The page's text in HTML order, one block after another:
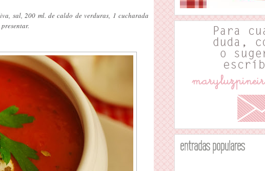
sal, 200 ml. de caldo de verduras, 1 cucharada
entradas populares